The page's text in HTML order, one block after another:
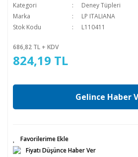
Kategori
Deney Tüpleri
Marka
LP ITALIANA
Stok Kodu
L110411
686,82 TL + KDV
824,19 TL
Gelince Haber
Fiyatı Düşünce Haber Ver